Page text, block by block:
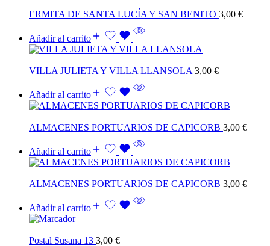
ERMITA DE SANTA LUCÍA Y SAN BENITO 3,00 €
Añadir al carrito
VILLA JULIETA Y VILLA LLANSOLA 3,00 €
Añadir al carrito
ALMACENES PORTUARIOS DE CAPICORB 3,00 €
Añadir al carrito
ALMACENES PORTUARIOS DE CAPICORB 3,00 €
Añadir al carrito
Postal Susana 13 3,00 €